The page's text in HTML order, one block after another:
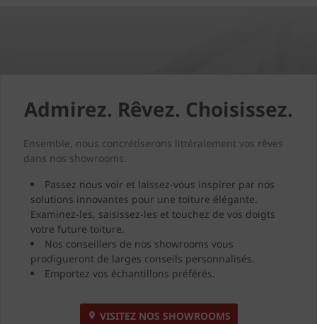
Admirez. Rêvez. Choisissez.
Ensemble, nous concrétiserons littéralement vos rêves
dans nos showrooms.
Passez nous voir et laissez-vous inspirer par nos
solutions innovantes pour une toiture élégante.
Examinez-les, saisissez-les et touchez de vos doigts
votre future toiture.
Nos conseillers de nos showrooms vous
prodigueront de larges conseils personnalisés.
Emportez vos échantillons préférés.
VISITEZ NOS SHOWROOMS